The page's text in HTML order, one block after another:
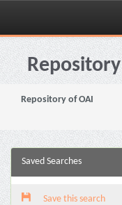
Skip
navigation
Repository of OAI
Saved Searches
Save this search